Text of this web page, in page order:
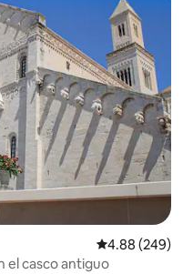
Calificación
4.88 (249)
el casco antiguo